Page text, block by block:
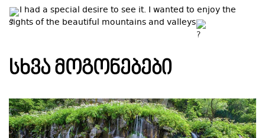
I had a special desire to see it. I wanted to enjoy the
sights of the beautiful mountains and valleys
ᲡᲮᲕᲐ ᲛᲝᲒᲝᲜᲔᲑᲔᲑᲘ